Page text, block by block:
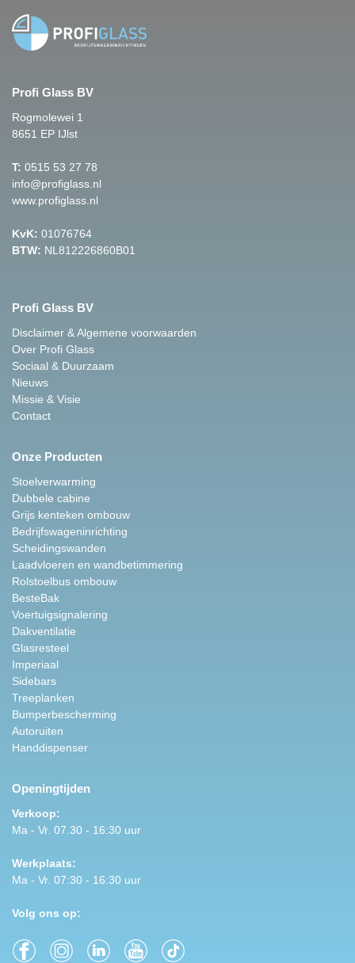
Profi Glass BV
Rogmolewei 1
8651 EP IJlst
T: 0515 53 27 78
info@profiglass.nl
www.profiglass.nl
KvK: 01076764
BTW: NL812226860B01
Profi Glass BV
Disclaimer & Algemene voorwaarden
Over Profi Glass
Sociaal & Duurzaam
Nieuws
Missie & Visie
Contact
Onze Producten
Stoelverwarming
Dubbele cabine
Grijs kenteken ombouw
Bedrijfswageninrichting
Scheidingswanden
Laadvloeren en wandbetimmering
Rolstoelbus ombouw
BesteBak
Voertuigsignalering
Dakventilatie
Glasresteel
Imperiaal
Sidebars
Treeplanken
Bumperbescherming
Autoruiten
Handdispenser
Openingtijden
Verkoop:
Ma - Vr. 07.30 - 16:30 uur
Werkplaats:
Ma - Vr. 07:30 - 16:30 uur
Volg ons op: